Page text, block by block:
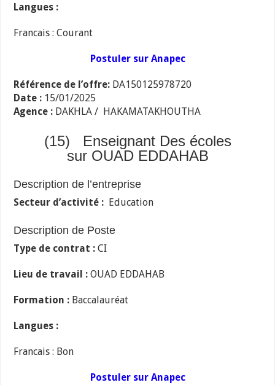
Langues :
Francais : Courant
Postuler sur Anapec
Référence de l’offre: DA150125978720
Date : 15/01/2025
Agence : DAKHLA / HAKAMATAKHOUTHA
(15) Enseignant Des écoles
sur OUAD EDDAHAB
Description de l’entreprise
Secteur d’activité : Education
Description de Poste
Type de contrat :CI
Lieu de travail : OUAD EDDAHAB
Formation : Baccalauréat
Langues :
Francais : Bon
Postuler sur Anapec